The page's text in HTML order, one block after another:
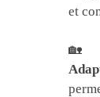
et
🏡